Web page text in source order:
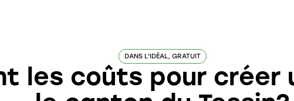
DANS L'IDÉAL, GRATUIT
les coûts pour créer